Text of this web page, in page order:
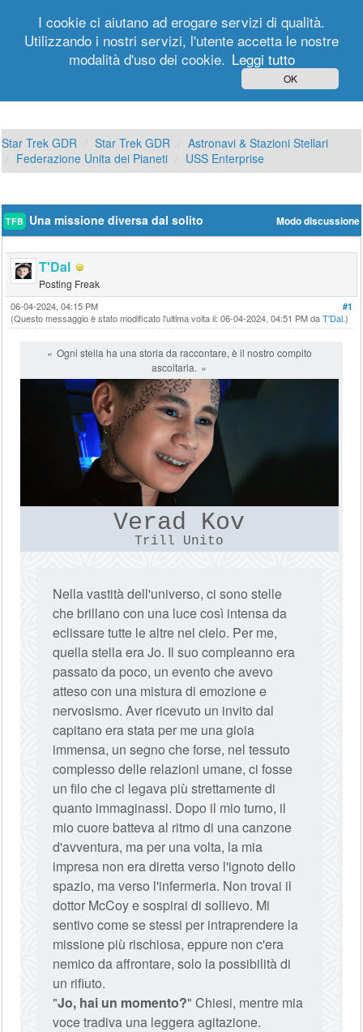
Registrati
Star Trek GDR Star Trek GDR
Astronavi & Stazioni Stellari
Federazione Unita dei Pianeti
USS Enterprise
Modo discussione
TFB Una missione diversa dal solito
T'Dal
Posting Freak
#1
06-04-2024, 04:15 PM
(Questo messaggio è stato modificato l'ultima volta il: 06-04-2024, 04:51 PM daT'Dal.)
Ogni stella ha una storia da raccontare, è il nostro compito
ascoltarla.
Verad Kov
Trill Unito
Nella vastità dell'universo, ci sono stelle
che brillano con una luce così intensa da
eclissare tutte le altre nel cielo. Per me,
quella stella era Jo. Il suo compleanno era
passato da poco, un evento che avevo
atteso con una mistura di emozione e
nervosismo. Aver ricevuto un invito dal
capitano era stata per me una gioia
immensa, un segno che forse, nel tessuto
complesso delle relazioni umane, ci fosse
un filo che ci legava più strettamente di
quanto immaginassi. Dopo il mio turno, il
mio cuore batteva al ritmo di una canzone
d'avventura, ma per una volta, la mia
impresa non era diretta verso l'ignoto dello
spazio, ma verso l'infermeria. Non trovai il
dottor McCoy e sospirai di sollievo. Mi
sentivo come se stessi per intraprendere la
missione più rischiosa, eppure non c'era
nemico da affrontare, solo la possibilità di
un rifiuto.
"Jo, hai un momento?" Chiesi, mentre mia
voce tradiva una leggera agitazione.
I cookie ci aiutano ad erogare servizi di qualità.
Utilizzando i nostri servizi, l'utente accetta le nostre
modalità d'uso dei cookie. Leggi tutto
OK